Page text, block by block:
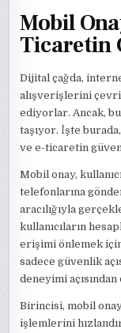
Mobil
Ticaretin
Dijital çağda,
alışverişlerini
ediyorlar. Ancak,
taşıyor. İşte
ve e-ticaretin
Mobil onay,
telefonlarına
aracılığıyla
kullanıcıların
erişimi önlemek
sadece güvenlik
deneyimi
Birincisi, mobil
işlemlerini